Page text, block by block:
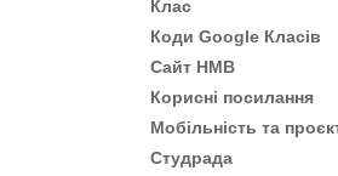
Клас
Коди Google Класів
Сайт НМВ
Корисні посилання
Мобільність та
Студрада